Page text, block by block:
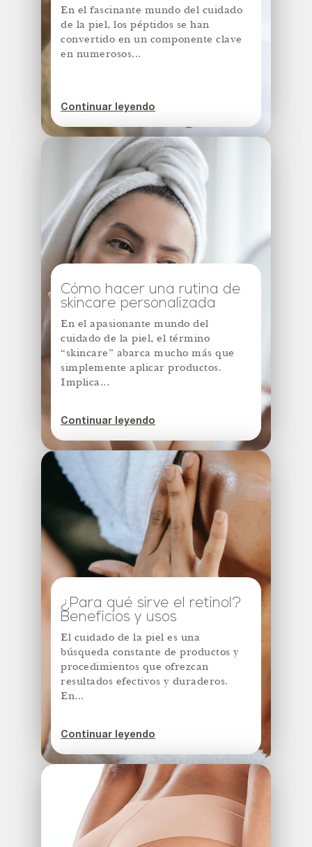
En el fascinante mundo del cuidado
de la piel, los péptidos se han
convertido en un componente clave
en numerosos...
Continuar leyendo
Cómo hacer una rutina de
skincare personalizada
En el apasionante mundo del
cuidado de la piel, el término
“skincare” abarca mucho más que
simplemente aplicar productos.
Implica...
Continuar leyendo
¿Para qué sirve el retinol?
Beneficios y usos
El cuidado de la piel es una
búsqueda constante de productos y
procedimientos que ofrezcan
resultados efectivos y duraderos.
En...
Continuar leyendo